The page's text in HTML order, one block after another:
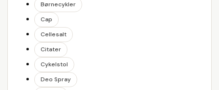
Børnecykler
Cap
Cellesalt
Citater
Cykelstol
Deo Spray